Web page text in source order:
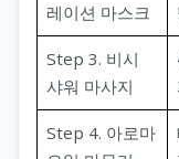
레이션 마스크
Step 3. 비시
샤워 마사지
Step 4. 아로마